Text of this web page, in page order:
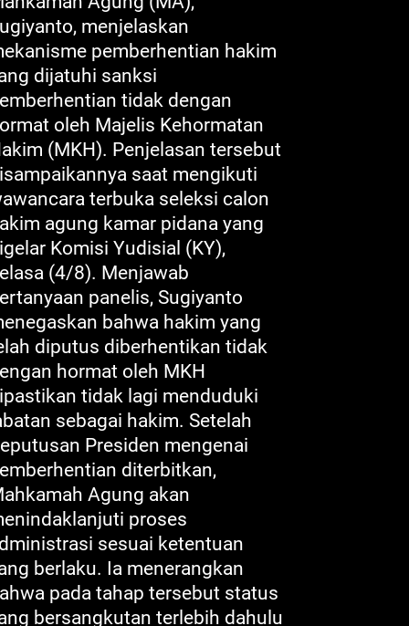
menjelaskan
pemberhentian hakim
dijatuhi sanksi
tidak dengan
oleh Majelis Kehormatan
(MKH). Penjelasan tersebut
saat mengikuti
terbuka seleksi calon
agung kamar pidana yang
Komisi Yudisial (KY),
(4/8). Menjawab
panelis, Sugiyanto
bahwa hakim yang
diputus diberhentikan tidak
hormat oleh MKH
tidak lagi menduduki
sebagai hakim. Setelah
Presiden mengenai
diterbitkan,
Agung akan
proses
sesuai ketentuan
berlaku. Ia menerangkan
pada tahap tersebut status
bersangkutan terlebih dahulu